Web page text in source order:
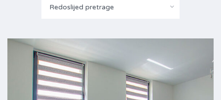
Redoslijed pretrage